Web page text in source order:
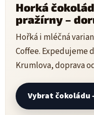
Horká
pražírny –
Hořká i mléčná
Coffee. Expedujeme
Krumlova, doprava
Vybrat čokoládu